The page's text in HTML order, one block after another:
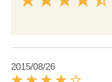
2015/08/26